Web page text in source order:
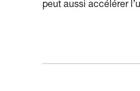
peut aussi accélérer